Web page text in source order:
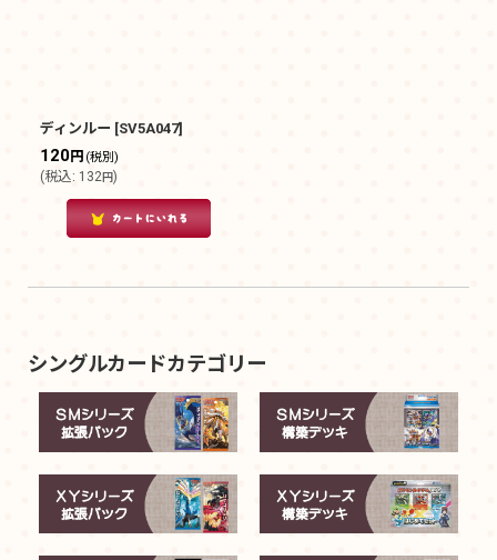
ディンルー [SV5A047]
120円 (税別)
(税込: 132円)
シングルカードカテゴリー